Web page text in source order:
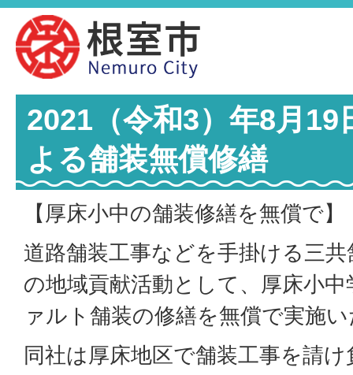
2021（令和3）年8月
よる舗装無償修繕
【厚床小中の舗装修繕を無償で】
道路舗装工事などを手掛ける三
の地域貢献活動として、厚床小
ァルト舗装の修繕を無償で実施
同社は厚床地区で舗装工事を請